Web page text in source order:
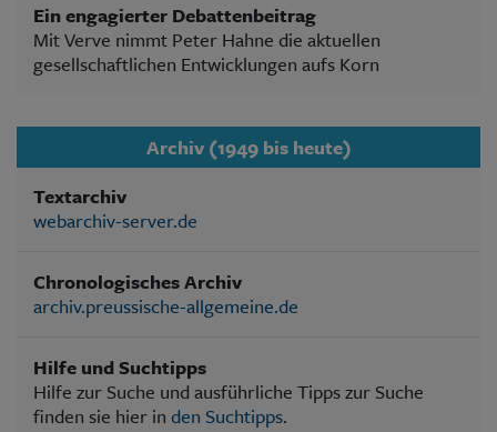
Ein engagierter Debattenbeitrag
Mit Verve nimmt Peter Hahne die aktuellen
gesellschaftlichen Entwicklungen aufs Korn
Archiv (1949 bis heute)
Textarchiv
webarchiv-server.de
Chronologisches Archiv
archiv.preussische-allgemeine.de
Hilfe und Suchtipps
Hilfe zur Suche und ausführliche Tipps zur Suche
finden sie hier in den Suchtipps.